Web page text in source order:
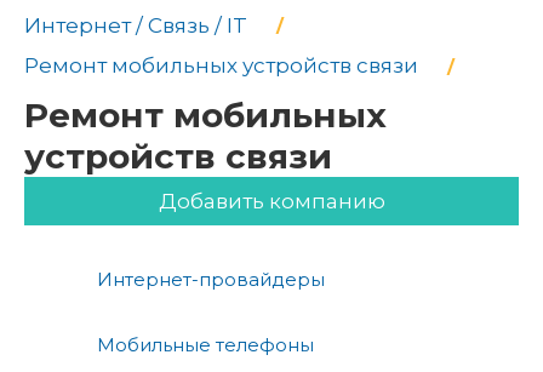
Интернет / Связь / IT
Ремонт мобильных устройств связи
Ремонт мобильных
устройств связи
Добавить компанию
Интернет-провайдеры
Мобильные телефоны